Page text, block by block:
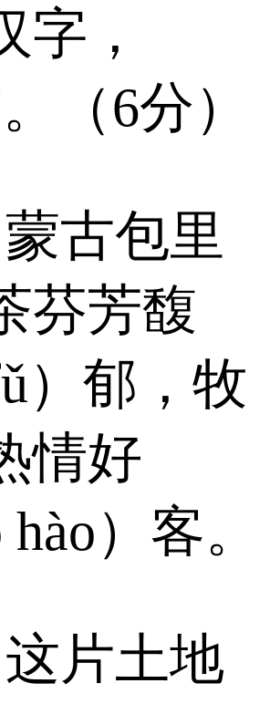
字，
（6分）
蒙古包里
芬芳馥
）郁，牧
情好
hào）客。
这片土地